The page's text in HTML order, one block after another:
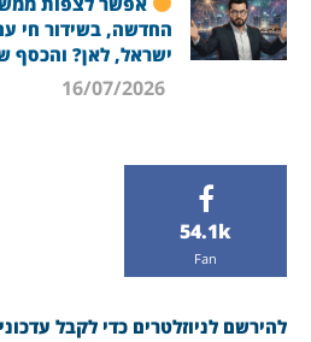
החדשה, בשידור חי
ישראל, לאן? והכסף
54.1k
Fan
להירשם לניוזלטרים כדי לקבל